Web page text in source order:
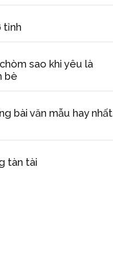
tỉnh
sao khi yêu là
bè
bài văn mẫu hay nhất
tàn tài